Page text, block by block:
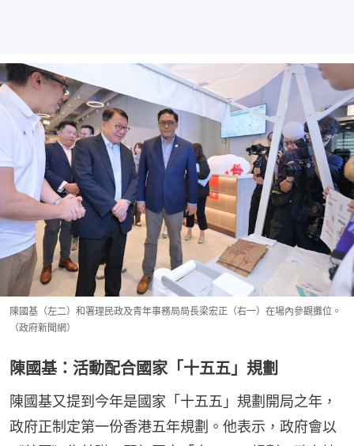
陳國基（左二）和署理民政及青年事務局局長梁宏正（右一）在場內參觀攤位。
（政府新聞網）
陳國基：活動配合國家「十五五」規劃
陳國基又提到今年是國家「十五五」規劃開局之年，
政府正制定第一份香港五年規劃。他表示，政府會以